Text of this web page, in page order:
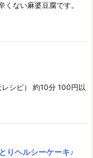
ない麻婆豆腐です。
シピ） 約10分 100円以
りヘルシーケーキ♪